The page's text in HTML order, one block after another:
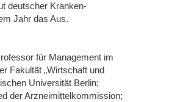
deutscher Kranken-
Jahr das Aus.
für Management im
Fakultät „Wirtschaft und
Universität Berlin;
der Arzneimittelkommission;